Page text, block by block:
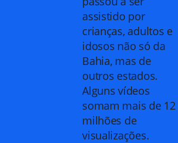
assistido por
crianças, adultos e
idosos não só da
Bahia, mas de
outros estados.
Alguns vídeos
somam mais de 12
milhões de
visualizações.